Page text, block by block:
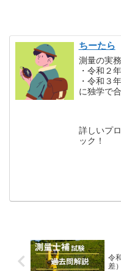
ちーたら
測量の実
・令和２
・令和３
に独学で
詳しいプ
ック！
令
差